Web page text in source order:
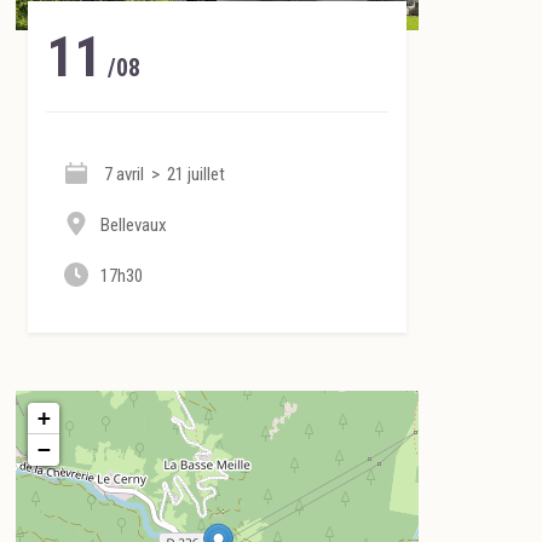
11 /08
7 avril > 21 juillet
Bellevaux
17h30
+
−